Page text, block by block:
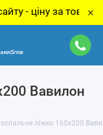
за товар ×
Вавилон
ліжко 160x200